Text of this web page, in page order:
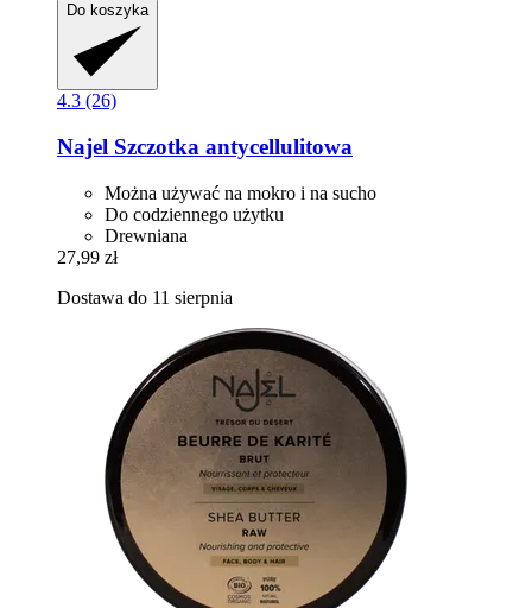
Do koszyka
4.3 (26)
Najel Szczotka antycellulitowa
Można używać na mokro i na sucho
Do codziennego użytku
Drewniana
27,99 zł
Dostawa do 11 sierpnia